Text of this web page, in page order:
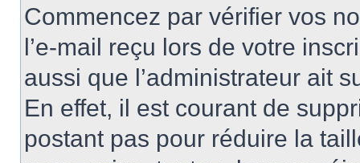
Commencez par vérifier vos
l’e-mail reçu lors de votre
aussi que l’administrateur ait
En effet, il est courant de
postant pas pour réduire la